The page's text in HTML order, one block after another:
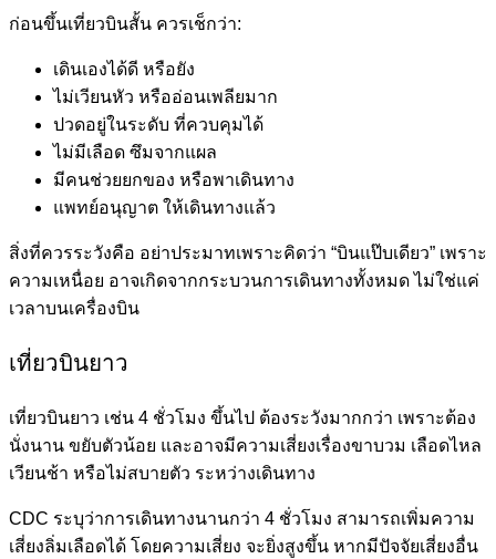
ก่อนขึ้นเที่ยวบินสั้น ควรเช็กว่า:
เดินเองได้ดี หรือยัง
ไม่เวียนหัว หรืออ่อนเพลียมาก
ปวดอยู่ในระดับ ที่ควบคุมได้
ไม่มีเลือด ซึมจากแผล
มีคนช่วยยกของ หรือพาเดินทาง
แพทย์อนุญาต ให้เดินทางแล้ว
สิ่งที่ควรระวังคือ อย่าประมาทเพราะคิดว่า “บินแป๊บเดียว” เพราะ
ความเหนื่อย อาจเกิดจากกระบวนการเดินทางทั้งหมด ไม่ใช่แค่
เวลาบนเครื่องบิน
เที่ยวบินยาว
เที่ยวบินยาว เช่น 4 ชั่วโมง ขึ้นไป ต้องระวังมากกว่า เพราะต้อง
นั่งนาน ขยับตัวน้อย และอาจมีความเสี่ยงเรื่องขาบวม เลือดไหล
เวียนช้า หรือไม่สบายตัว ระหว่างเดินทาง
CDC ระบุว่าการเดินทางนานกว่า 4 ชั่วโมง สามารถเพิ่มความ
เสี่ยงลิ่มเลือดได้ โดยความเสี่ยง จะยิ่งสูงขึ้น หากมีปัจจัยเสี่ยงอื่น